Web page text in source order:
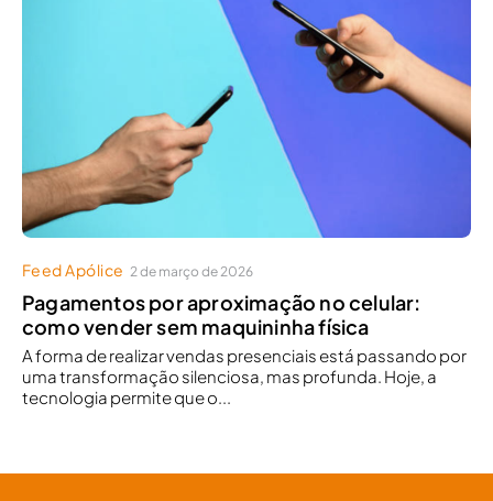
Feed Apólice 2 de março de 2026
Pagamentos por aproximação no celular:
como vender sem maquininha física
A forma de realizar vendas presenciais está passando por
uma transformação silenciosa, mas profunda. Hoje, a
tecnologia permite que o...